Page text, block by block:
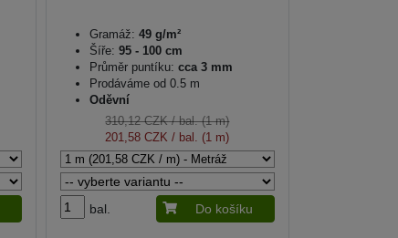
Gramáž: 49 g/m²
Šíře: 95 - 100 cm
Průměr puntíku: cca 3 mm
Prodáváme od 0.5 m
Oděvní
310,12 CZK/ bal. (1 m)
201,58 CZK / bal. (1 m)
bal. Do košíku